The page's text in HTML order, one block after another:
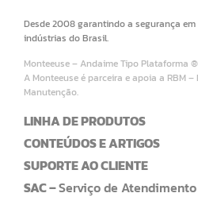
Desde 2008 garantindo a segurança
indústrias do Brasil.
Monteeuse – Andaime Tipo Plataforma
A Monteeuse é parceira e apoia a RBM –
Manutenção.
LINHA DE PRODUTOS
CONTEÚDOS E ARTIGOS
SUPORTE AO CLIENTE
SAC –Serviço de